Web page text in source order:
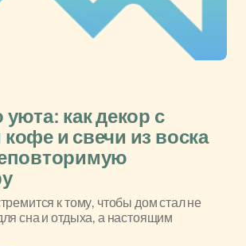
уюта: как декор с
и свечи из воска
к тому, чтобы дом стал не
сна и отдыха, а настоящим